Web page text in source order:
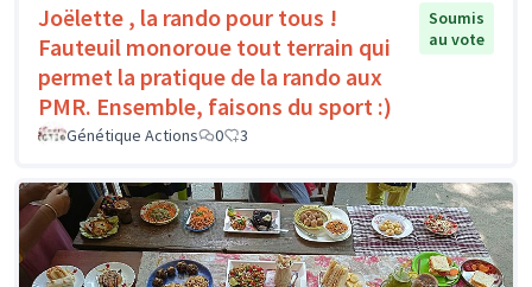
Joëlette , la rando pour tous !
Fauteuil monoroue tout terrain qui
permet la pratique de la rando aux
PMR. Ensemble, faisons du sport :)
Soumis
au vote
Génétique Actions 0 3